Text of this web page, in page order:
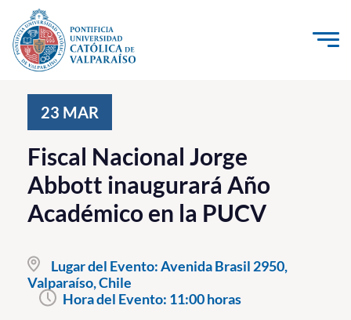
Click acá para ir directamente al contenido
Investigación, Creación e Innovación
PUCV Internacional
Vinculación con el Medio
Pregrado
Postgrado
23 MAR
Fiscal Nacional Jorge
Abbott inaugurará Año
Académico en la PUCV
Lugar del Evento:Avenida Brasil 2950,
Valparaíso, Chile
Hora del Evento: 11:00 horas